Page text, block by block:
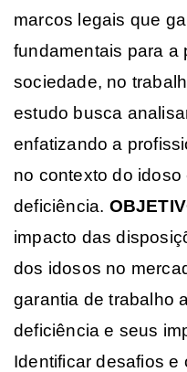
marcos legais que
fundamentais para a
sociedade, no
estudo busca
enfatizando a
no contexto do
deficiência.
impacto das
dos idosos no
garantia de trabalho
deficiência e seus
Identificar desafios e